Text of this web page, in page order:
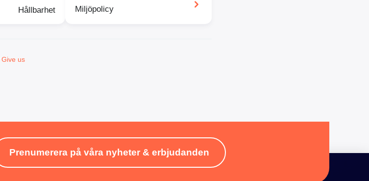
Hållbarhet Miljöpolicy
Give us
Prenumerera på våra nyheter & erbjudanden